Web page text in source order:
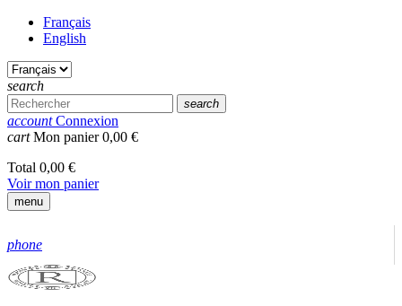
Français
English
search
search
account Connexion
cart Mon panier0,00 €
Total 0,00 €
Voir mon panier
menu
phone